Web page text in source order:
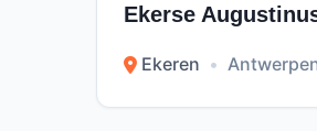
Ekerse
Ekeren •